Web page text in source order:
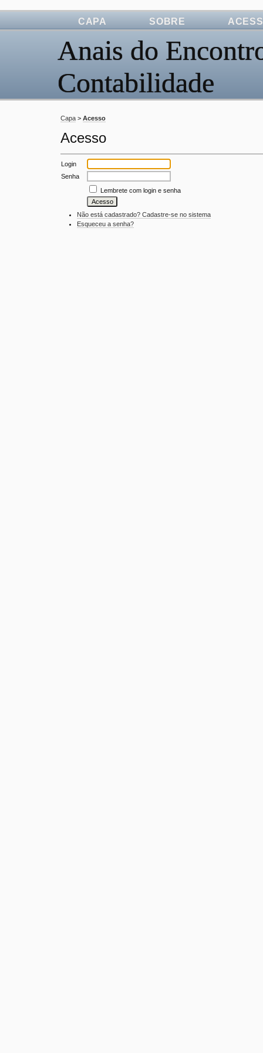
Anais do
Contabilidade
CAPA SOBRE
Capa > Acesso
Acesso
Login
Senha
Lembrete com login e senha
Não está cadastrado? Cadastre-se no sistema
Esqueceu a senha?